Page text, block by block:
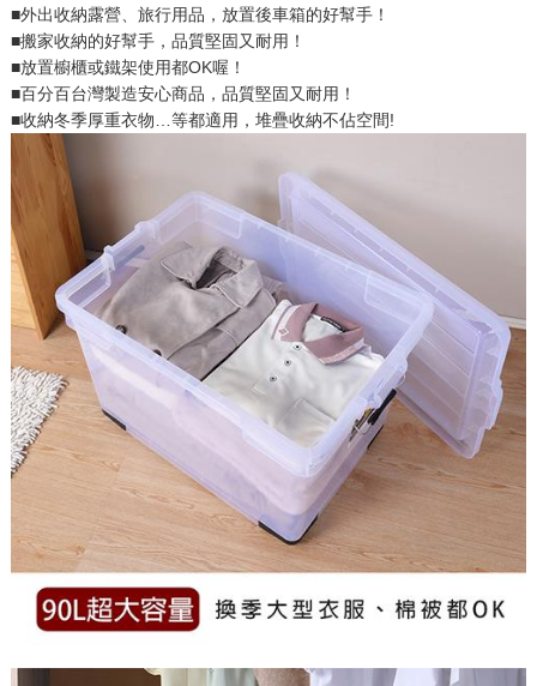
■外出收納露營、旅行用品，放置後車箱的好幫手！
■搬家收納的好幫手，品質堅固又耐用！
■放置櫥櫃或鐵架使用都OK喔！
■百分百台灣製造安心商品，品質堅固又耐用！
■收納冬季厚重衣物…等都適用，堆疊收納不佔空間!